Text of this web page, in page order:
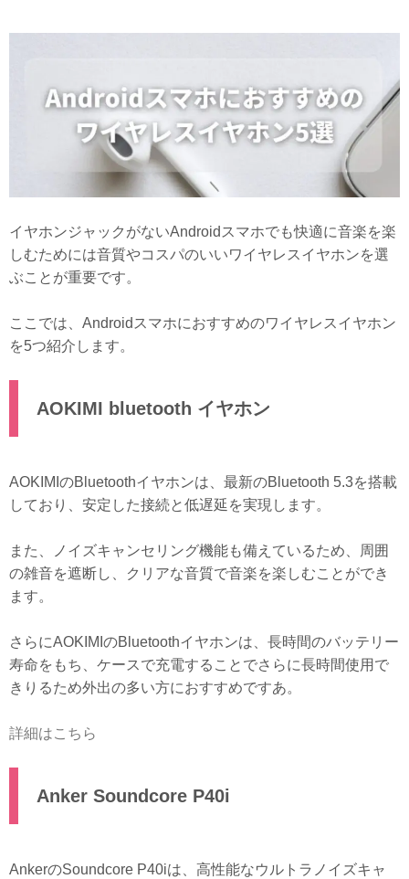
イヤホンジャックがないAndroidスマホでも快適に音楽を楽
しむためには音質やコスパのいいワイヤレスイヤホンを選
ぶことが重要です。
ここでは、Androidスマホにおすすめのワイヤレスイヤホン
を5つ紹介します。
AOKIMI bluetooth イヤホン
AOKIMIのBluetoothイヤホンは、最新のBluetooth 5.3を搭載
しており、安定した接続と低遅延を実現します。
また、ノイズキャンセリング機能も備えているため、周囲
の雑音を遮断し、クリアな音質で音楽を楽しむことができ
ます。
さらにAOKIMIのBluetoothイヤホンは、長時間のバッテリー
寿命をもち、ケースで充電することでさらに長時間使用で
きりるため外出の多い方におすすめですあ。
詳細はこちら
Anker Soundcore P40i
AnkerのSoundcore P40iは、高性能なウルトラノイズキャ